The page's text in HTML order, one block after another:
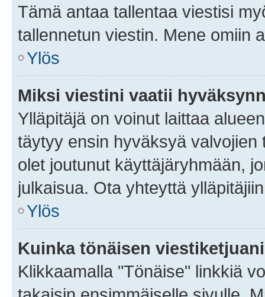
Tämä antaa tallentaa viestisi
tallennetun viestin. Mene omiin
Ylös
Miksi viestini vaatii
Ylläpitäjä on voinut laittaa
täytyy ensin hyväksyä
olet joutunut käyttäjäryhmään,
julkaisua. Ota yhteyttä
Ylös
Kuinka tönäisen
Klikkaamalla "Tönäise" linkkiä